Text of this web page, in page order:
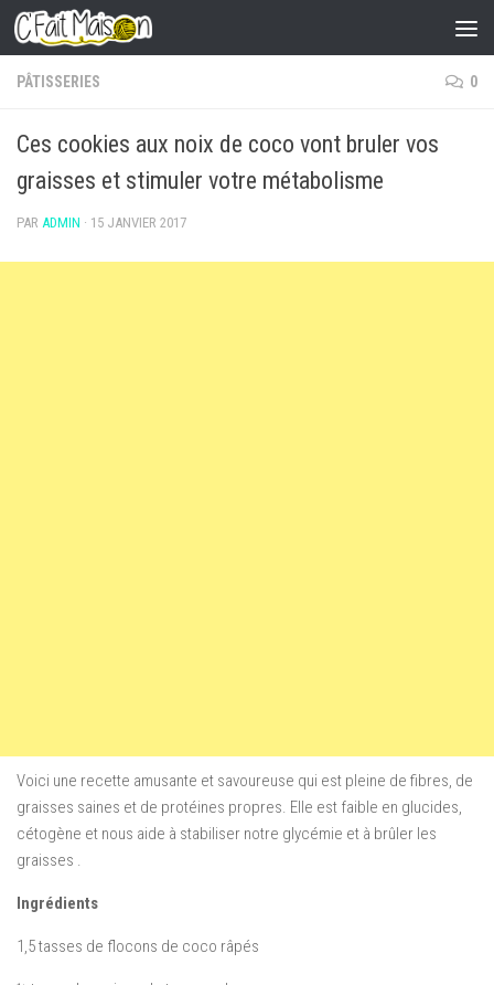
Skip to content
PÂTISSERIES 0
Ces cookies aux noix de coco vont bruler vos
graisses et stimuler votre métabolisme
PAR ADMIN · 15 JANVIER 2017
Voici une recette amusante et savoureuse qui est pleine de fibres, de
graisses saines et de protéines propres. Elle est faible en glucides,
cétogène et nous aide à stabiliser notre glycémie et à brûler les
graisses .
Ingrédients
1,5 tasses de flocons de coco râpés